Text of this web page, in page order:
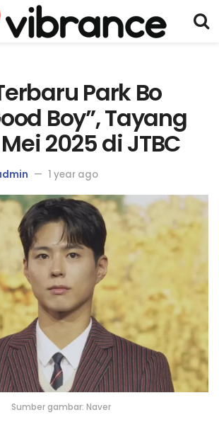
Park Bo
Boy”, Tayang
2025 di JTBC
1 year ago
Sumber gambar: Naver